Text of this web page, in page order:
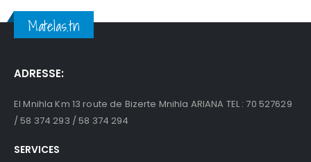
Tel : 71 513 036
Matelas.tn
ADRESSE:
El Mnihla Km 13 route de Bizerte Mnihla ARIANA TEL : 70 527629
/ 58 374 293 / 58 374 294
SERVICES